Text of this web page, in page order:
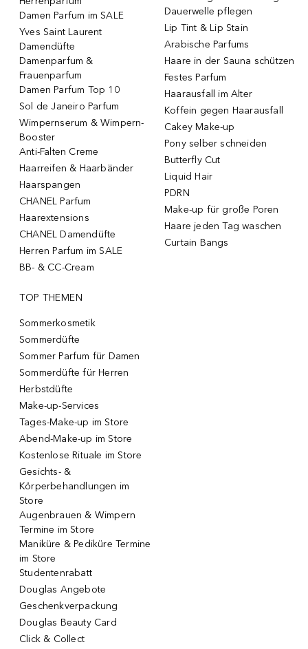
Damen Parfum im SALE
Yves Saint Laurent
Damendüfte
Damenparfum &
Frauenparfum
Damen Parfum Top 10
Sol de Janeiro Parfum
Wimpernserum & Wimpern-
Booster
Anti-Falten Creme
Haarreifen & Haarbänder
Haarspangen
CHANEL Parfum
Haarextensions
CHANEL Damendüfte
Herren Parfum im SALE
BB- & CC-Cream
Dauerwelle pflegen
Lip Tint & Lip Stain
Arabische Parfums
Haare in der Sauna schützen
Festes Parfum
Haarausfall im Alter
Koffein gegen Haarausfall
Cakey Make-up
Pony selber schneiden
Butterfly Cut
Liquid Hair
PDRN
Make-up für große Poren
Haare jeden Tag waschen
Curtain Bangs
TOP THEMEN
Sommerkosmetik
Sommerdüfte
Sommer Parfum für Damen
Sommerdüfte für Herren
Herbstdüfte
Make-up-Services
Tages-Make-up im Store
Abend-Make-up im Store
Kostenlose Rituale im Store
Gesichts- &
Körperbehandlungen im
Store
Augenbrauen & Wimpern
Termine im Store
Maniküre & Pediküre Termine
im Store
Studentenrabatt
Douglas Angebote
Geschenkverpackung
Douglas Beauty Card
Click & Collect